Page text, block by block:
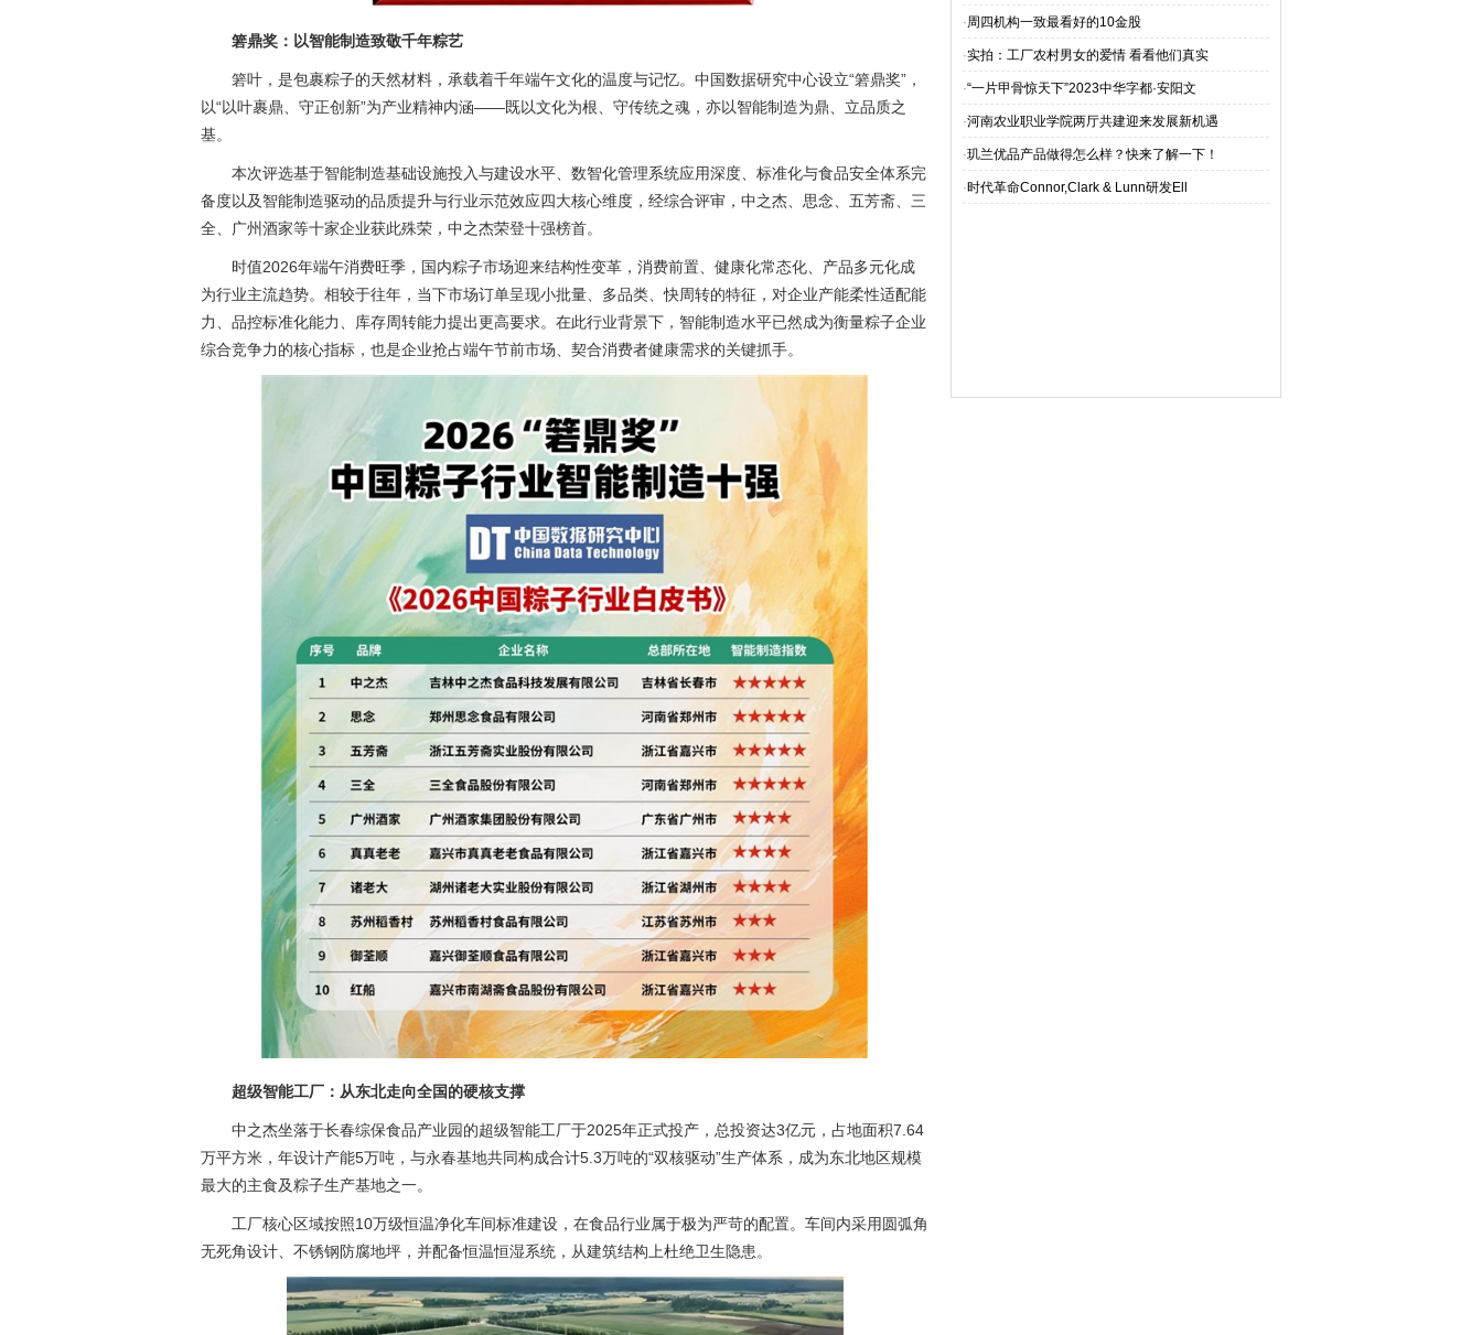
箬鼎奖：以智能制造致敬千年粽艺
箬叶，是包裹粽子的天然材料，承载着千年端午文化的温度与记忆。中国数据研究中心设立“箬鼎奖”，
以“以叶裹鼎、守正创新”为产业精神内涵——既以文化为根、守传统之魂，亦以智能制造为鼎、立品质之
基。
本次评选基于智能制造基础设施投入与建设水平、数智化管理系统应用深度、标准化与食品安全体系完
备度以及智能制造驱动的品质提升与行业示范效应四大核心维度，经综合评审，中之杰、思念、五芳斋、三
全、广州酒家等十家企业获此殊荣，中之杰荣登十强榜首。
时值2026年端午消费旺季，国内粽子市场迎来结构性变革，消费前置、健康化常态化、产品多元化成
为行业主流趋势。相较于往年，当下市场订单呈现小批量、多品类、快周转的特征，对企业产能柔性适配能
力、品控标准化能力、库存周转能力提出更高要求。在此行业背景下，智能制造水平已然成为衡量粽子企业
综合竞争力的核心指标，也是企业抢占端午节前市场、契合消费者健康需求的关键抓手。
超级智能工厂：从东北走向全国的硬核支撑
中之杰坐落于长春综保食品产业园的超级智能工厂于2025年正式投产，总投资达3亿元，占地面积7.64
万平方米，年设计产能5万吨，与永春基地共同构成合计5.3万吨的“双核驱动”生产体系，成为东北地区规模
最大的主食及粽子生产基地之一。
工厂核心区域按照10万级恒温净化车间标准建设，在食品行业属于极为严苛的配置。车间内采用圆弧角
无死角设计、不锈钢防腐地坪，并配备恒温恒湿系统，从建筑结构上杜绝卫生隐患。
·周四机构一致最看好的10金股
·实拍：工厂农村男女的爱情 看看他们真实
·“一片甲骨惊天下”2023中华字都·安阳文
·河南农业职业学院两厅共建迎来发展新机遇
·玑兰优品产品做得怎么样？快来了解一下！
·时代革命Connor,Clark & Lunn研发Ell